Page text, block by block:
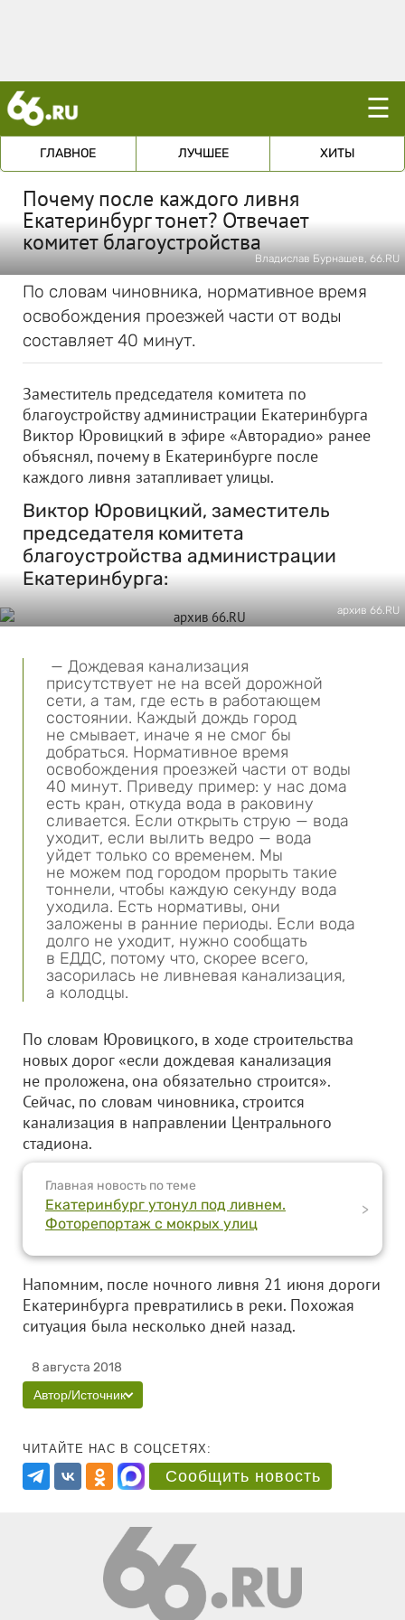
☰
ГЛАВНОЕ ЛУЧШЕЕ ХИТЫ
Почему после каждого ливня
Екатеринбург тонет? Отвечает
комитет благоустройства
Владислав Бурнашев, 66.RU
По словам чиновника, нормативное время
освобождения проезжей части от воды
составляет 40 минут.
Заместитель председателя комитета по
благоустройству администрации Екатеринбурга
Виктор Юровицкий в эфире «Авторадио» ранее
объяснял, почему в Екатеринбурге после
каждого ливня затапливает улицы.
Виктор Юровицкий, заместитель
председателя комитета
благоустройства администрации
Екатеринбурга:
архив 66.RU
— Дождевая канализация
присутствует не на всей дорожной
сети, а там, где есть в работающем
состоянии. Каждый дождь город
не смывает, иначе я не смог бы
добраться. Нормативное время
освобождения проезжей части от воды
40 минут. Приведу пример: у нас дома
есть кран, откуда вода в раковину
сливается. Если открыть струю — вода
уходит, если вылить ведро — вода
уйдет только со временем. Мы
не можем под городом прорыть такие
тоннели, чтобы каждую секунду вода
уходила. Есть нормативы, они
заложены в ранние периоды. Если вода
долго не уходит, нужно сообщать
в ЕДДС, потому что, скорее всего,
засорилась не ливневая канализация,
а колодцы.
По словам Юровицкого, в ходе строительства
новых дорог «если дождевая канализация
не проложена, она обязательно строится».
Сейчас, по словам чиновника, строится
канализация в направлении Центрального
стадиона.
Главная новость по теме
Екатеринбург утонул под ливнем.
Фоторепортаж с мокрых улиц
>
Напомним, после ночного ливня 21 июня дороги
Екатеринбурга превратились в реки. Похожая
ситуация была несколько дней назад.
8 августа 2018
Автор/Источник
ЧИТАЙТЕ НАС В СОЦСЕТЯХ:
Сообщить новость